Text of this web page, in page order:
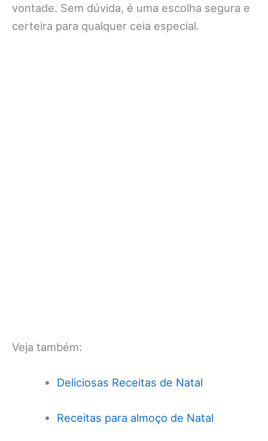
vontade. Sem dúvida, é uma escolha segura e
certeira para qualquer ceia especial.
Veja também:
Deliciosas Receitas de Natal
Receitas para almoço de Natal